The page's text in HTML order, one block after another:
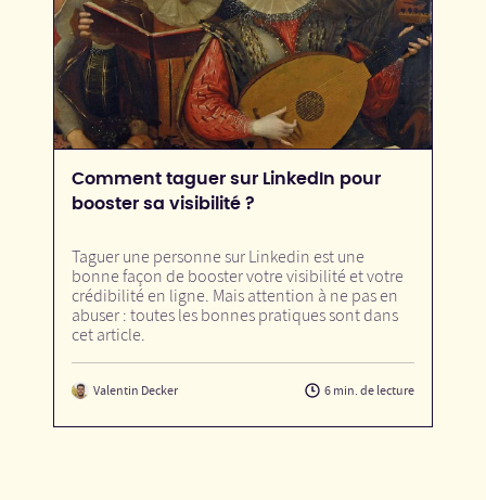
Comment taguer sur LinkedIn pour
booster sa visibilité ?
Taguer une personne sur Linkedin est une
bonne façon de booster votre visibilité et votre
crédibilité en ligne. Mais attention à ne pas en
abuser : toutes les bonnes pratiques sont dans
cet article.
Valentin Decker 6 min. de lecture